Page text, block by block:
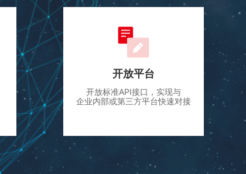
开放平台
开放标准API接口，实现与
企业内部或第三方平台快速对接